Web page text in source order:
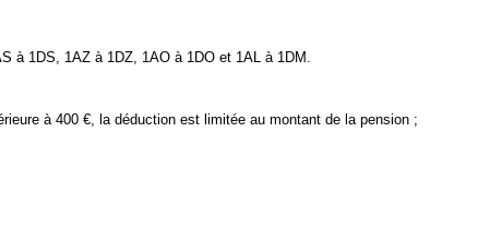
à 1DS, 1AZ à 1DZ, 1AO à 1DO et 1AL à 1DM.
à 400 €, la déduction est limitée au montant de la pension ;